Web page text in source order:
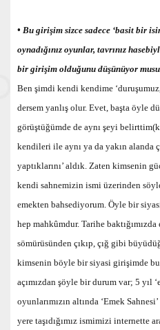
• Bu girişim sizce sadece ‘basit bir
oynadığınız oyunlar, tavrınız
bir girişim olduğunu düşünüyor
Ben şimdi kendi kendime
dersem yanlış olur. Evet, başta öyle
görüştüğümde de aynı şeyi
kendileri ile aynı ya da yakın alanda
yaptıklarını’ aldık. Zaten kimsenin
kendi sahnemizin ismi üzerinden
emekten bahsediyorum. Öyle bir
hep mahkûmdur. Tarihe
sömürüsünden çıkıp, çığ gibi
kimsenin böyle bir siyasi girişimde
açımızdan şöyle bir durum var; 5 yıl
oyunlarımızın altında ‘Emek
yere taşıdığımız ismimizi internette